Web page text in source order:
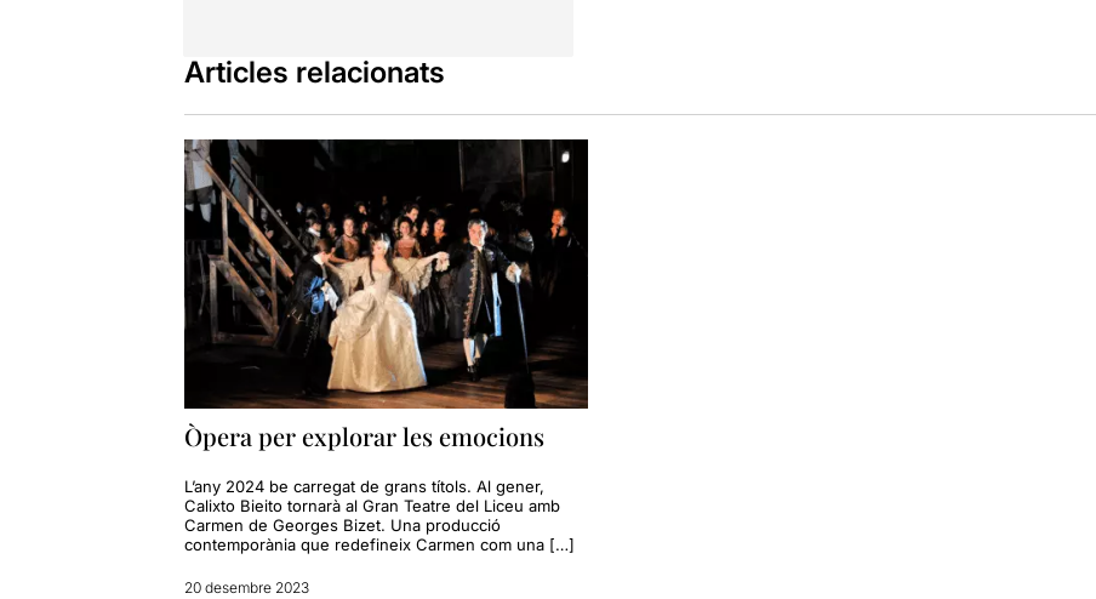
Articles relacionats
Òpera per explorar les emocions
L’any 2024 be carregat de grans títols. Al gener,
Calixto Bieito tornarà al Gran Teatre del Liceu amb
Carmen de Georges Bizet. Una producció
contemporània que redefineix Carmen com una […]
20 desembre 2023